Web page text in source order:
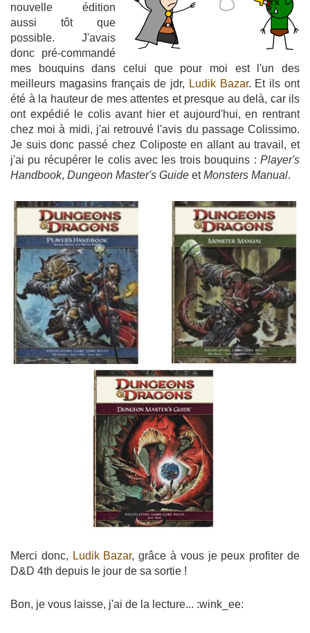
nouvelle édition
aussi tôt que
possible. J'avais
donc pré-commandé
mes bouquins dans celui que pour moi est l'un des
meilleurs magasins français de jdr, Ludik Bazar. Et ils ont
été à la hauteur de mes attentes et presque au delà, car ils
ont expédié le colis avant hier et aujourd'hui, en rentrant
chez moi à midi, j'ai retrouvé l'avis du passage Colissimo.
Je suis donc passé chez Coliposte en allant au travail, et
j'ai pu récupérer le colis avec les trois bouquins : Player's
Handbook, Dungeon Master's Guide etMonsters Manual.
Merci donc, Ludik Bazar, grâce à vous je peux profiter de
D&D 4th depuis le jour de sa sortie !
Bon, je vous laisse, j'ai de la lecture... :wink_ee: